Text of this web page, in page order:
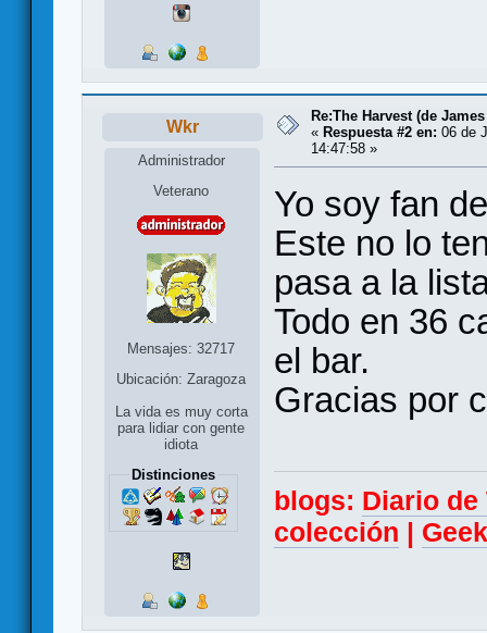
Wkr
Administrador
Veterano
Mensajes: 32717
Ubicación: Zaragoza
La vida es muy corta
para lidiar con gente
idiota
Distinciones
Re:The Harvest (de
« Respuesta #2 en: 06 de
14:47:58 »
Yo soy fan
Este no lo
pasa a la
Todo en 36
el bar.
Gracias por
blogs: Diario
colección